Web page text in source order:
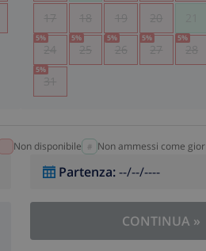
17 18 19 20
24
5%
25
5%
26
5%
27
5%
28
5%
31
5%
Non disponibile Non ammessi come
Partenza:--/--/----
CONTINUA »